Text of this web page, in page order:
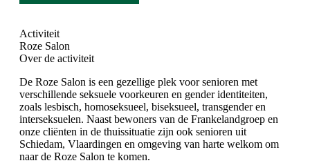
Activiteit
Roze Salon
Over de activiteit
De Roze Salon is een gezellige plek voor senioren met
verschillende seksuele voorkeuren en gender identiteiten,
zoals lesbisch, homoseksueel, biseksueel, transgender en
interseksuelen. Naast bewoners van de Frankelandgroep en
onze cliënten in de thuissituatie zijn ook senioren uit
Schiedam, Vlaardingen en omgeving van harte welkom om
naar de Roze Salon te komen.